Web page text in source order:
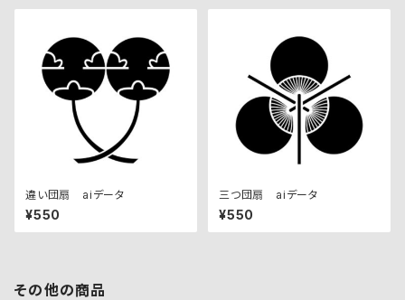
違い団扇 aiデータ
¥550
三つ団扇 aiデータ
¥550
その他の商品